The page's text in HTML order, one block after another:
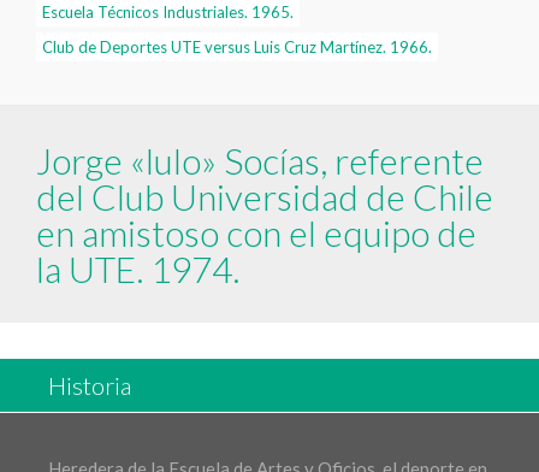
Escuela Técnicos Industriales. 1965.
Club de Deportes UTE versus Luis Cruz Martínez. 1966.
Jorge «lulo» Socías, referente
del Club Universidad de Chile
en amistoso con el equipo de
la UTE. 1974.
Historia